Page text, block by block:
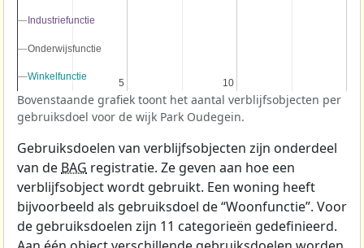
5
5 10
10
Industriefunctie
Industriefunctie
Onderwijsfunctie
Onderwijsfunctie
Winkelfunctie
Winkelfunctie
Bovenstaande grafiek toont het aantal verblijfsobjecten per
gebruiksdoel voor de wijk Park Oudegein.
Gebruiksdoelen van verblijfsobjecten zijn onderdeel
van de BAG registratie. Ze geven aan hoe een
verblijfsobject wordt gebruikt. Een woning heeft
bijvoorbeeld als gebruiksdoel de “Woonfunctie”. Voor
de gebruiksdoelen zijn 11 categorieën gedefinieerd.